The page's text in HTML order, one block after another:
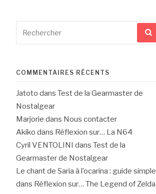
pour
COMMENTAIRES RÉCENTS
Jatoto dans Test de la Gearmaster de
Nostalgear
Marjorie dans Nous contacter
Akiko dans Réflexion sur… La N64
Cyril VENTOLINI dans Test de la
Gearmaster de Nostalgear
Le chant de Saria à l’ocarina : guide simple
dans Réflexion sur… The Legend of Zelda